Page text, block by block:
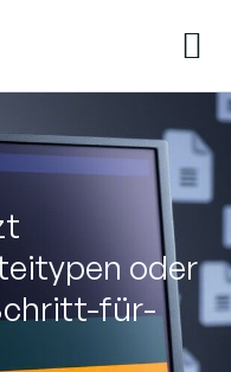
oder
für-